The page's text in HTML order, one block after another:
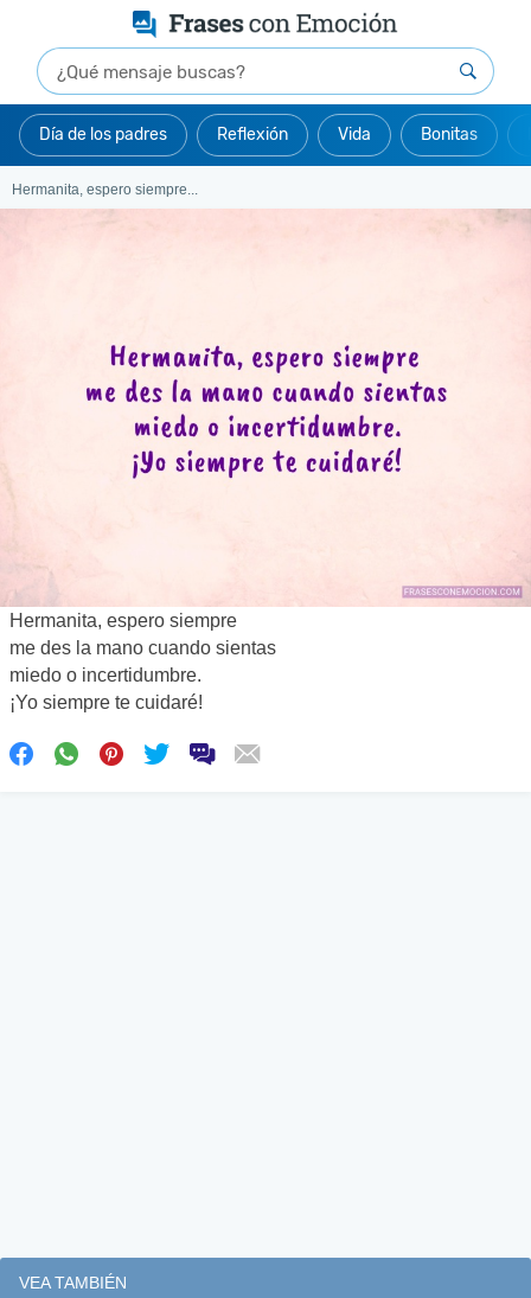
Día de los padres Reflexión Vida Bonitas
Hermanita, espero siempre...
Hermanita, espero siempre
me des la mano cuando sientas
miedo o incertidumbre.
¡Yo siempre te cuidaré!
VEA TAMBIÉN